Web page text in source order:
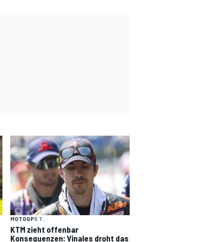
MOTOGP5 T.
KTM zieht offenbar
Konsequenzen: Vinales droht das